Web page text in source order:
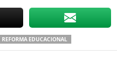
REFORMA EDUCACIONAL